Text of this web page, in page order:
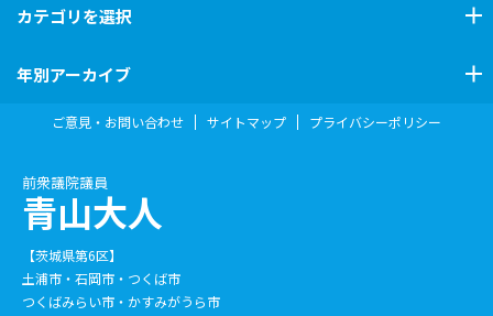
カテゴリを選択
年別アーカイブ
前衆議院議員
青山大人
【茨城県第6区】
土浦市・石岡市・つくば市
つくばみらい市・かすみがうら市
ご意見・お問い合わせ サイトマップ プライバシーポリシー